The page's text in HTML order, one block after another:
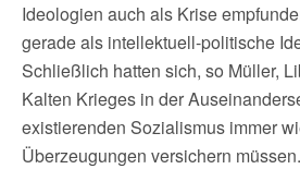
Ideologien auch als Krise
gerade als intellektuell-politische
Schließlich hatten sich, so Müller,
Kalten Krieges in der
existierenden Sozialismus immer
Überzeugungen versichern müssen.